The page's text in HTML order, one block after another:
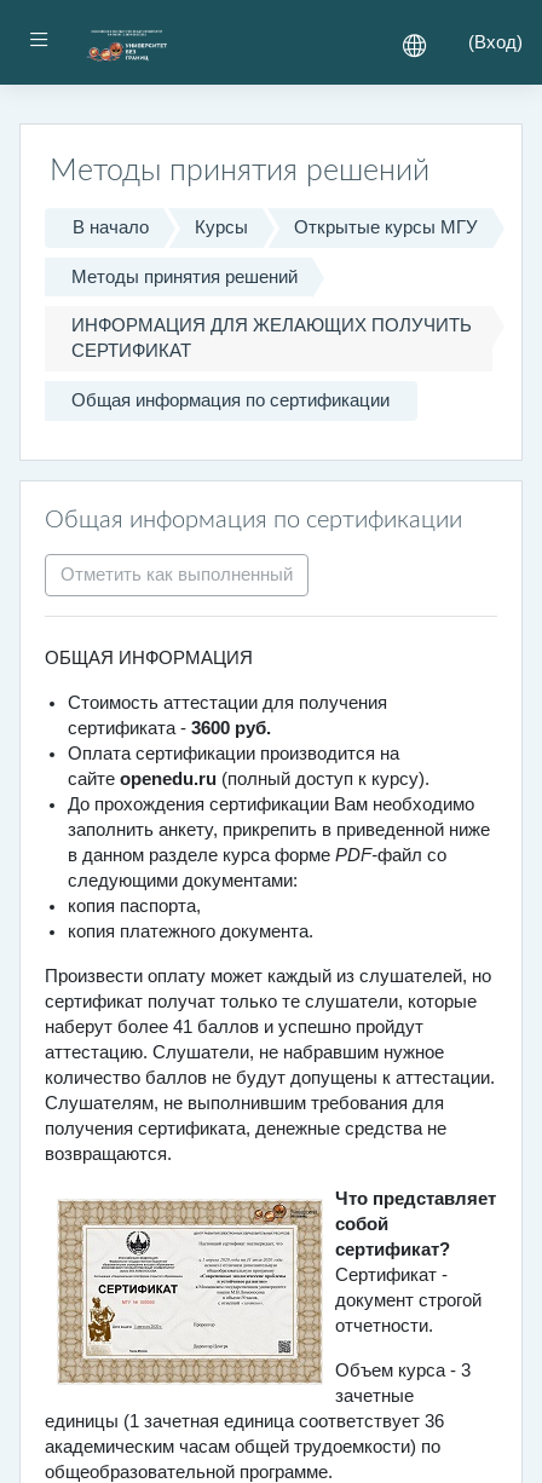
Боковая панель (Вход)
Методы принятия решений
В начало Курсы Открытые курсы МГУ
Методы принятия решений
ИНФОРМАЦИЯ ДЛЯ ЖЕЛАЮЩИХ ПОЛУЧИТЬ
СЕРТИФИКАТ
Общая информация по сертификации
Общая информация по сертификации
Отметить как выполненный
ОБЩАЯ ИНФОРМАЦИЯ
Стоимость аттестации для получения
сертификата -3600 руб.
Оплата сертификации производится на
сайтеopenedu.ru (полный доступ к курсу).
До прохождения сертификации Вам необходимо
заполнить анкету, прикрепить в приведенной ниже
в данном разделе курса формеPDF-файл со
следующими документами:
копия паспорта,
копия платежного документа.
Произвести оплату может каждый из слушателей, но
сертификат получат только те слушатели, которые
наберут более 41 баллов и успешно пройдут
аттестацию. Слушатели, не набравшим нужное
количество баллов не будут допущены к аттестации.
Слушателям, не выполнившим требования для
получения сертификата, денежные средства не
возвращаются.
Что представляет
собой
сертификат?
Сертификат -
документ строгой
отчетности.
Объем курса - 3
зачетные
единицы (1 зачетная единица соответствует 36
академическим часам общей трудоемкости) по
общеобразовательной программе.